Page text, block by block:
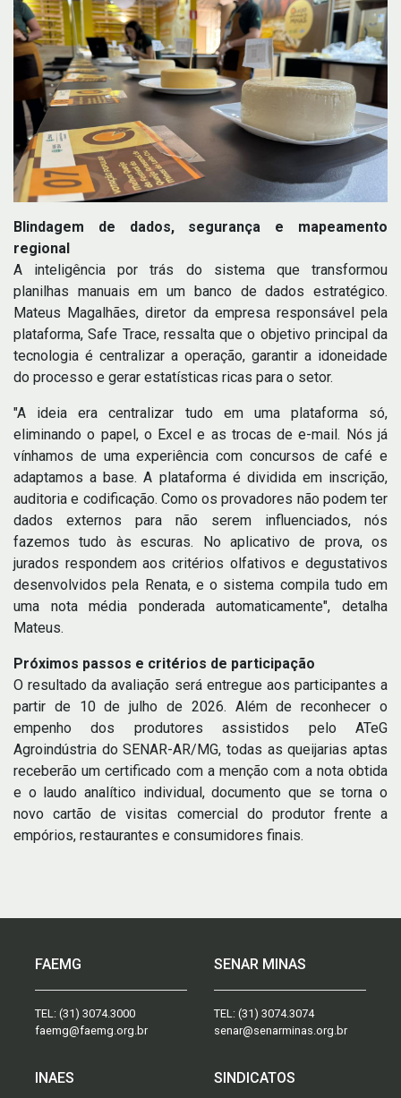
Blindagem de dados, segurança e mapeamento
regional
A inteligência por trás do sistema que transformou
planilhas manuais em um banco de dados estratégico.
Mateus Magalhães, diretor da empresa responsável pela
plataforma, Safe Trace, ressalta que o objetivo principal da
tecnologia é centralizar a operação, garantir a idoneidade
do processo e gerar estatísticas ricas para o setor.
"A ideia era centralizar tudo em uma plataforma só,
eliminando o papel, o Excel e as trocas de e-mail. Nós já
vínhamos de uma experiência com concursos de café e
adaptamos a base. A plataforma é dividida em inscrição,
auditoria e codificação. Como os provadores não podem ter
dados externos para não serem influenciados, nós
fazemos tudo às escuras. No aplicativo de prova, os
jurados respondem aos critérios olfativos e degustativos
desenvolvidos pela Renata, e o sistema compila tudo em
uma nota média ponderada automaticamente", detalha
Mateus.
Próximos passos e critérios de participação
O resultado da avaliação será entregue aos participantes a
partir de 10 de julho de 2026. Além de reconhecer o
empenho dos produtores assistidos pelo ATeG
Agroindústria do SENAR-AR/MG, todas as queijarias aptas
receberão um certificado com a menção com a nota obtida
e o laudo analítico individual, documento que se torna o
novo cartão de visitas comercial do produtor frente a
empórios, restaurantes e consumidores finais.
FAEMG
TEL: (31) 3074.3000
faemg@faemg.org.br
SENAR MINAS
TEL: (31) 3074.3074
senar@senarminas.org.br
INAES SINDICATOS